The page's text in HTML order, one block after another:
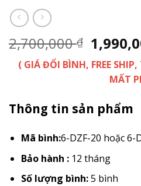
2,700,000₫
( GIÁ ĐỔI BÌNH, FREE
MẤT
Thông tin sản phẩm
Mã bình:6-DZF-20 hoặc 6-
Bảo hành : 12 tháng
Số lượng bình:5 bình